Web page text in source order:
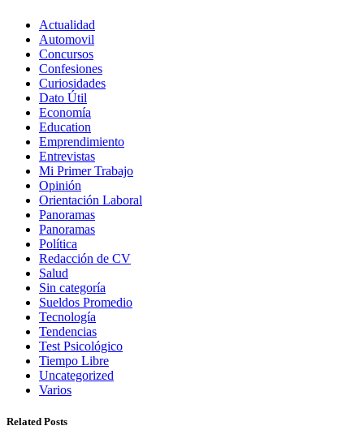
Actualidad
Automovil
Concursos
Confesiones
Curiosidades
Dato Útil
Economía
Education
Emprendimiento
Entrevistas
Mi Primer Trabajo
Opinión
Orientación Laboral
Panoramas
Panoramas
Política
Redacción de CV
Salud
Sin categoría
Sueldos Promedio
Tecnología
Tendencias
Test Psicológico
Tiempo Libre
Uncategorized
Varios
Related Posts